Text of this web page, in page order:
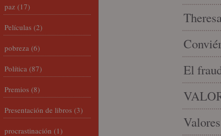
El
paz (17)
Películas (2)
pobreza (6)
Política (87)
Premios (8)
Presentación de libros (3)
procrastinación (1)